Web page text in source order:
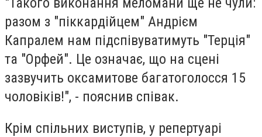
разом з "піккардійцем" Андрієм
Капралем нам підспівуватимуть "Терція"
та "Орфей". Це означає, що на сцені
зазвучить оксамитове багатоголосся 15
чоловіків!", - пояснив співак.
Крім спільних виступів, у репертуарі